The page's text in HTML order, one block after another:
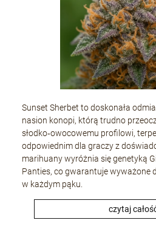
Sunset Sherbet to doskonała
nasion konopi, którą trudno
słodko‑owocowemu profilowi,
odpowiednim dla graczy z
marihuany wyróżnia się genetyką
Panties, co gwarantuje wyważone
w każdym pąku.
czytaj